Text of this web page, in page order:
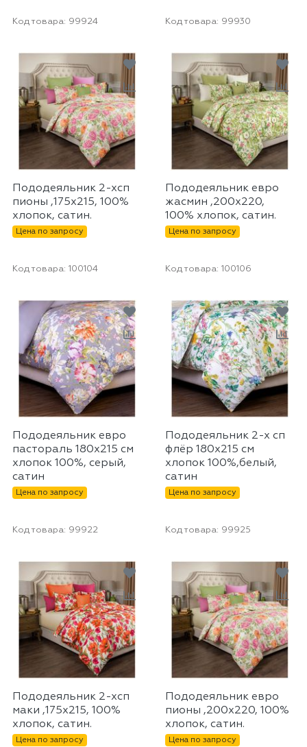
Код товара: 99924
Пододеяльник 2-хсп
пионы ,175х215, 100%
хлопок, сатин.
Цена по запросу
Код товара: 99930
Пододеяльник евро
жасмин ,200х220,
100% хлопок, сатин.
Цена по запросу
Код товара: 100104
Пододеяльник евро
пастораль 180х215 см
хлопок 100%, серый,
сатин
Цена по запросу
Код товара: 100106
Пододеяльник 2-х сп
флёр 180х215 см
хлопок 100%,белый,
сатин
Цена по запросу
Код товара: 99922
Пододеяльник 2-хсп
маки ,175х215, 100%
хлопок, сатин.
Цена по запросу
Код товара: 99925
Пододеяльник евро
пионы ,200х220, 100%
хлопок, сатин.
Цена по запросу